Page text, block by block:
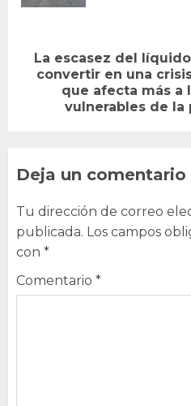
Next
La escasez del
convertir en una
que afecta más a
vulnerables de la
Deja un comentario
Tu dirección de correo
publicada. Los campos
con *
Comentario *